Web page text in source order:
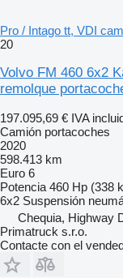
Pro / Intago tt, VDI
20
Volvo FM 460 6x2
remolque
197.095,69 € IVA
Camión portacoches
2020
598.413 km
Euro 6
Potencia 460 Hp (338
6x2 Suspensión
Chequia, Highway
Primatruck s.r.o.
Contacte con el